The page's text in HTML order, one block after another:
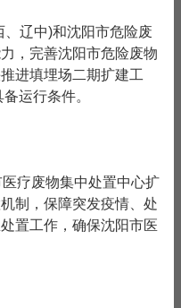
辽中)和沈阳市危险废
，完善沈阳市危险废物
进填埋场二期扩建工
运行条件。
疗废物集中处置中心扩
制，保障突发疫情、处
置工作，确保沈阳市医